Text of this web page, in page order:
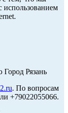
использованием
Рязань
. По вопросам
+79022055066.